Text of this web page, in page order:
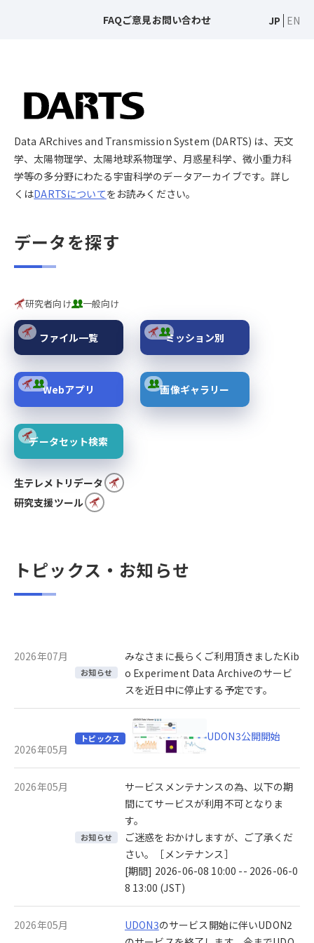
FAQご意見お問い合わせ JP EN
Data ARchives and Transmission System (DARTS) は、天文
学、太陽物理学、太陽地球系物理学、月惑星科学、微小重力科
学等の多分野にわたる宇宙科学のデータアーカイブです。詳し
くはDARTSについてをお読みください。
データを探す
研究者向け 一般向け
ファイル一覧 ミッション別
Webアプリ 画像ギャラリー
データセット検索
生テレメトリデータ
研究支援ツール
トピックス・お知らせ
2026年07月
お知らせ
みなさまに長らくご利用頂きましたKib
o Experiment Data Archiveのサービ
スを近日中に停止する予定です。
2026年05月
トピックス UDON3公開開始
2026年05月
お知らせ
サービスメンテナンスの為、以下の期
間にてサービスが利用不可となりま
す。
ご迷惑をおかけしますが、ご了承くだ
さい。［メンテナンス］
[期間] 2026-06-08 10:00 -- 2026-06-0
8 13:00 (JST)
2026年05月 UDON3のサービス開始に伴いUDON2